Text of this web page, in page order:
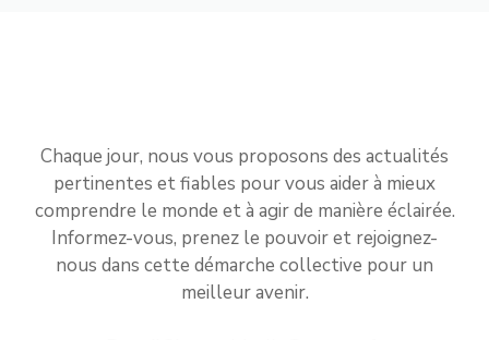
Chaque jour, nous vous proposons des actualités
pertinentes et fiables pour vous aider à mieux
comprendre le monde et à agir de manière éclairée.
Informez-vous, prenez le pouvoir et rejoignez-
nous dans cette démarche collective pour un
meilleur avenir.